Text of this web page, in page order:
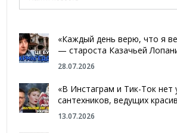
«Каждый день верю, что я
— староста Казачьей
28.07.2026
«В Инстаграм и Тик-Ток нет
сантехников, ведущих
13.07.2026